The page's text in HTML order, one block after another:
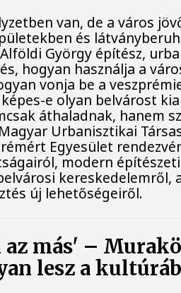
van, de a város
és
György építész,
hogyan használja a
vonja be a
e olyan belvárost
áthaladnak, hanem
Urbanisztikai
Egyesület
modern építészeti
kereskedelemről,
új lehetőségeiről.
az más' –
lesz a